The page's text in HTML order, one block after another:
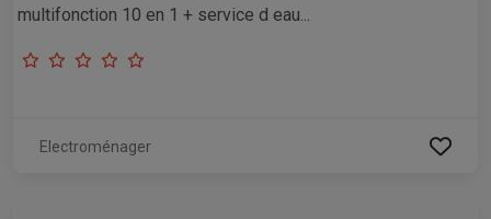
multifonction 10 en 1 + service d eau...
Electroménager